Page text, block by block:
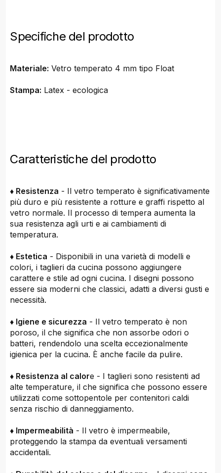
Specifiche del prodotto
Materiale: Vetro temperato 4 mm tipo Float
Stampa: Latex - ecologica
Caratteristiche del prodotto
♦ Resistenza - Il vetro temperato è significativamente
più duro e più resistente a rotture e graffi rispetto al
vetro normale. Il processo di tempera aumenta la
sua resistenza agli urti e ai cambiamenti di
temperatura.
♦ Estetica - Disponibili in una varietà di modelli e
colori, i taglieri da cucina possono aggiungere
carattere e stile ad ogni cucina. I disegni possono
essere sia moderni che classici, adatti a diversi gusti e
necessità.
♦ Igiene e sicurezza - Il vetro temperato è non
poroso, il che significa che non assorbe odori o
batteri, rendendolo una scelta eccezionalmente
igienica per la cucina. È anche facile da pulire.
♦ Resistenza al calore - I taglieri sono resistenti ad
alte temperature, il che significa che possono essere
utilizzati come sottopentole per contenitori caldi
senza rischio di danneggiamento.
♦ Impermeabilità - Il vetro è impermeabile,
proteggendo la stampa da eventuali versamenti
accidentali.